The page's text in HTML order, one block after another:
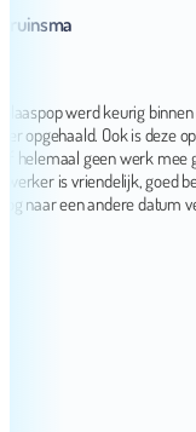
werd keurig binnen de
Ook is deze
geen werk mee
is vriendelijk, goed
een andere datum